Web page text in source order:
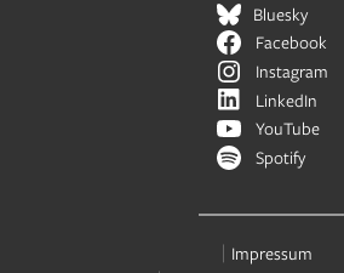
Bluesky
Facebook
Instagram
LinkedIn
YouTube
Spotify
Impressum